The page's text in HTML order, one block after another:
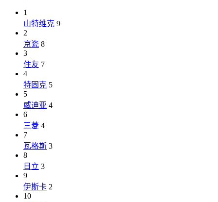
1
山特维克 9
2
京瓷 8
3
住友 7
4
特固克 5
5
威迪亚 4
6
三菱 4
7
瓦格斯 3
8
日立 3
9
伊斯卡 2
10